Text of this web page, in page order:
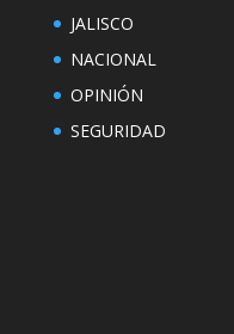
JALISCO
NACIONAL
OPINIÓN
SEGURIDAD